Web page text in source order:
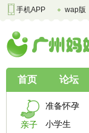
手机APP wap版
首页 论坛
亲子
准备怀孕
小学生